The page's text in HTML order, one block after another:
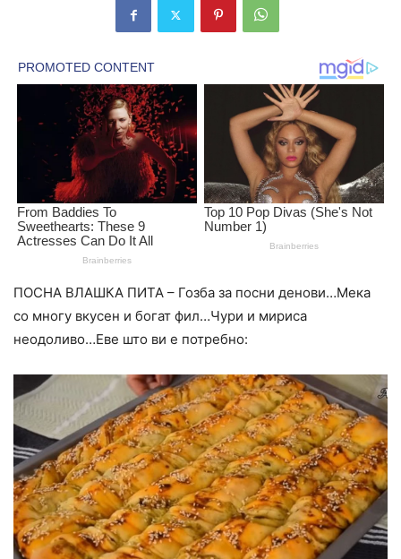
ПОСНА ВЛАШКА ПИТА – Гозба за посни денови…Мека
со многу вкусен и богат фил…Чури и мириса
неодоливо…Еве што ви е потребно: